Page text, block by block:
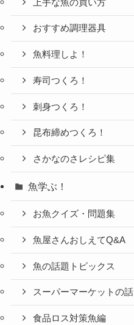
上手な魚の買い方
おすすめ調理器具
魚料理しよ！
寿司つくろ！
刺身つくろ！
昆布締めつくろ！
さかなのさレシピ集
魚学ぶ！
お魚クイズ・問題集
魚屋さんおしえてQ&A
魚の話題トピックス
スーパーマーケットの話
食品ロス対策魚編